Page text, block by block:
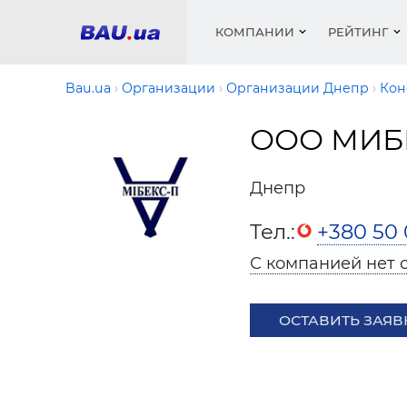
КОМПАНИИ
Окна
РЕЙТИНГ
Медиа
Мебель
Трубы,
Видео
Bau.ua Организации Организации Днепр
ООО
Днепр
Тел.: +380 50
С компанией нет
ОСТАВИТЬ